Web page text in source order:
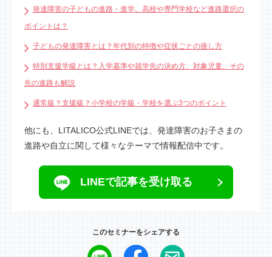
発達障害の子どもの進路・進学。高校や専門学校など進路選択の
ポイントは？
子どもの発達障害とは？年代別の特徴や症状ごとの接し方
特別支援学級とは？入学基準や就学先の決め方、対象児童、その
先の進路も解説
通常級？支援級？小学校の学級・学校を選ぶ3つのポイント
他にも、LITALICO公式LINEでは、発達障害のお子さまの
進路や自立に関して様々なテーマで情報配信中です。
LINEで記事を受け取る
このセミナーをシェアする